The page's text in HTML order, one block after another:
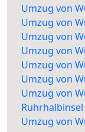
Umzug von
Umzug von
Umzug von
Umzug von
Umzug von
Umzug von
Umzug von
Ruhrhalbinsel
Umzug von